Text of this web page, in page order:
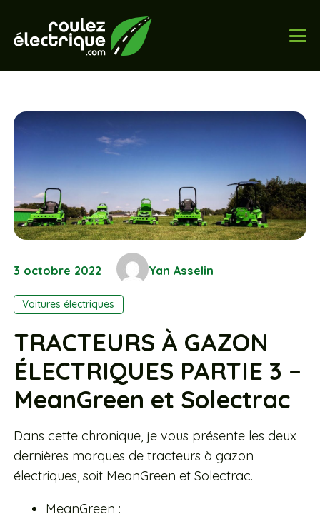
3 octobre 2022 Yan Asselin
Voitures électriques
TRACTEURS À GAZON
ÉLECTRIQUES PARTIE 3 –
MeanGreen et Solectrac
Dans cette chronique, je vous présente les deux
dernières marques de tracteurs à gazon
électriques, soit MeanGreen et Solectrac.
MeanGreen :